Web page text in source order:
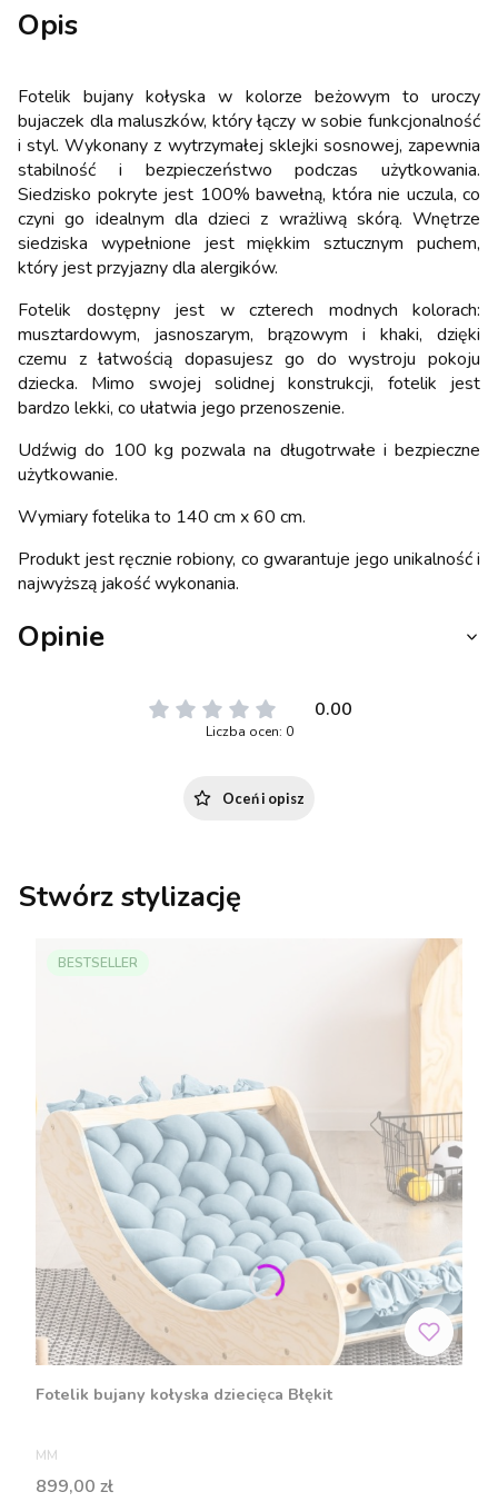
Opis
Fotelik bujany kołyska w kolorze beżowym to uroczy
bujaczek dla maluszków, który łączy w sobie funkcjonalność
i styl. Wykonany z wytrzymałej sklejki sosnowej, zapewnia
stabilność i bezpieczeństwo podczas użytkowania.
Siedzisko pokryte jest 100% bawełną, która nie uczula, co
czyni go idealnym dla dzieci z wrażliwą skórą. Wnętrze
siedziska wypełnione jest miękkim sztucznym puchem,
który jest przyjazny dla alergików.
Fotelik dostępny jest w czterech modnych kolorach:
musztardowym, jasnoszarym, brązowym i khaki, dzięki
czemu z łatwością dopasujesz go do wystroju pokoju
dziecka. Mimo swojej solidnej konstrukcji, fotelik jest
bardzo lekki, co ułatwia jego przenoszenie.
Udźwig do 100 kg pozwala na długotrwałe i bezpieczne
użytkowanie.
Wymiary fotelika to 140 cm x 60 cm.
Produkt jest ręcznie robiony, co gwarantuje jego unikalność i
najwyższą jakość wykonania.
Opinie
0.00
Liczba ocen: 0
Oceń i opisz
Stwórz stylizację
BESTSELLER
Fotelik bujany kołyska dziecięca Błękit
PRODUCENT
MM
Cena
899,00 zł